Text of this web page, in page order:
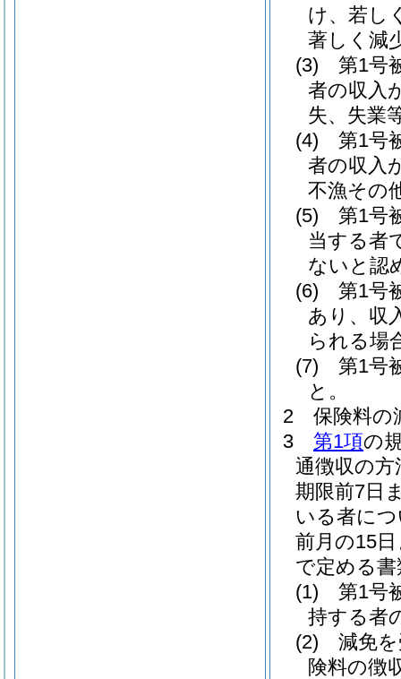
け、若し
著しく減
(3)
第1号
者の収入
失、失業
(4)
第1号
者の収入
不漁その
(5)
第1号
当する者
ないと認
(6)
第1号
あり、収
られる場
(7)
第1号
と。
2
保険料の
3
第1項の
通徴収の
期限前7日
いる者に
前月の15
で定める
(1)
第1号
持する者
(2)
減免
険料の徴